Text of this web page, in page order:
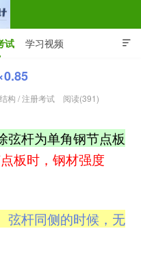

试 学习视频
留言
构 /注册考试
阅读(391)
弦杆为单角钢节点板
板时，钢材强度
弦杆同侧的时候，无